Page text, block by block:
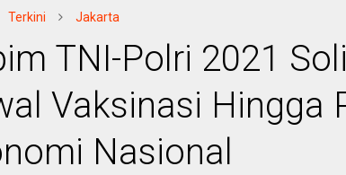
Terkini Jakarta
TNI-Polri 2021
Vaksinasi Hingga
Nasional